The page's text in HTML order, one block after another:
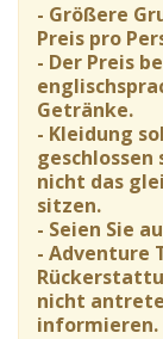
- Größere
Preis pro
- Der Preis
Getränke.
- Kleidung
geschlossen
nicht das
sitzen.
- Seien Sie
- Adventure
nicht
informieren.